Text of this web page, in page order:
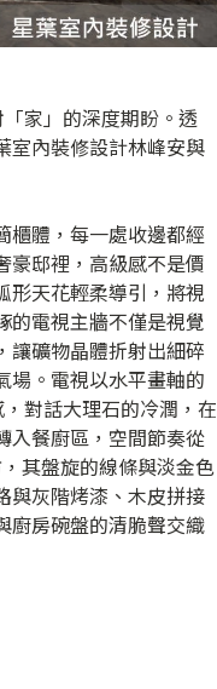
家」的深度期盼。透
室內裝修設計林峰安與
櫃體，每一處收邊都經
豪邸裡，高級感不是價
形天花輕柔導引，將視
的電視主牆不僅是視覺
讓礦物晶體折射出細碎
場。電視以水平畫軸的
對話大理石的冷潤，在
入餐廚區，空間節奏從
其盤旋的線條與淡金色
與灰階烤漆、木皮拼接
廚房碗盤的清脆聲交織